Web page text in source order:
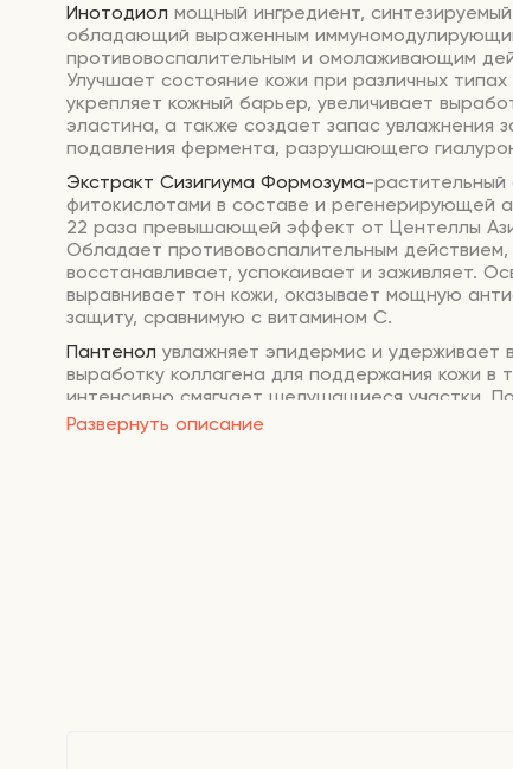
Развернуть описание
Инотодиол мощный ингредиент, синтезируемый
обладающий выраженным
противовоспалительным и омолаживающим
Улучшает состояние кожи при различных
укрепляет кожный барьер, увеличивает
эластина, а также создает запас увлажнения
подавления фермента, разрушающего
Экстракт Сизигиума Формозума-
фитокислотами в составе и регенерирующей
22 раза превышающей эффект от Центеллы
Обладает противовоспалительным действием,
восстанавливает, успокаивает и заживляет.
выравнивает тон кожи, оказывает мощную
защиту, сравнимую с витамином С.
Пантенол увлажняет эпидермис и удерживает
выработку коллагена для поддержания кожи в
интенсивно смягчает шелушащиеся участки.
избавиться от ожогов, ранок и небольших
воспаления, прыщи проходят быстрее за счет